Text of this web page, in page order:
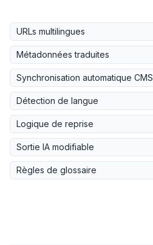
URLs multilingues
Métadonnées traduites
Synchronisation automatique CMS
Détection de langue
Logique de reprise
Sortie IA modifiable
Règles de glossaire